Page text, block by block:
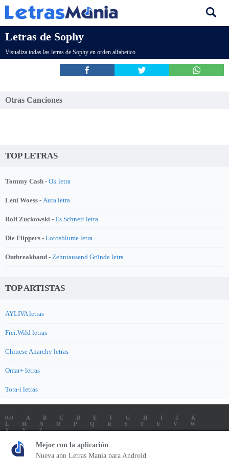
Letras de Sophy
Visualiza todas las letras de Sophy en orden alfabetico
Otras Canciones
TOP LETRAS
Tommy Cash - Ok letra
Leni Woess - Aura letra
Rolf Zuckowski - Es Schneit letra
Die Flippers - Lotosblume letra
Outbreakband - Zehntausend Gründe letra
TOP ARTISTAS
AYLIVA letras
Frei.Wild letras
Chinese Anarchy letras
Omar+ letras
Tora-i letras
0-9 A B C D E F G H I J
K
L
M N O P Q R S T U V
W
X
Y
Z
LETRAS
SOUNDTRACK LETRAS
TOP 100 LETRAS
ENVIA LETRAS
Mejor con la aplicación
Nueva app Letras Mania para Android